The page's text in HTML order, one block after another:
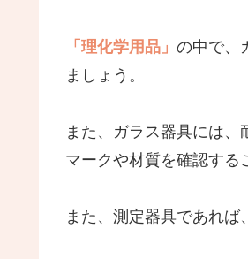
「理化学用品」 の中で、
ましょう。
また、ガラス器具には
マークや材質を確認する
また、測定器具であれば